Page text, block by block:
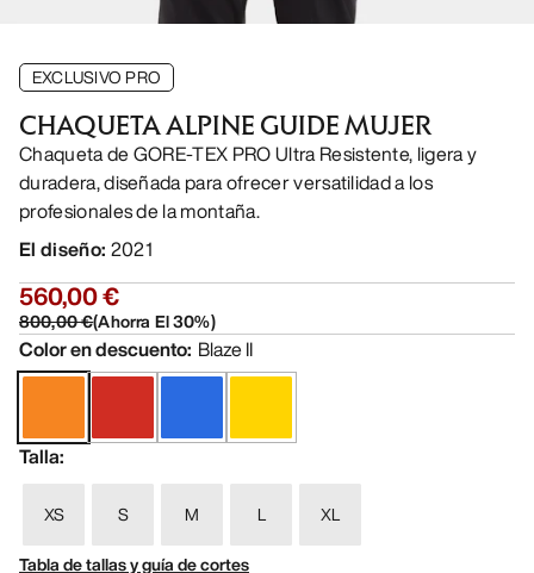
EXCLUSIVO PRO
CHAQUETA ALPINE GUIDE MUJER
Chaqueta de GORE-TEX PRO Ultra Resistente, ligera y
duradera, diseñada para ofrecer versatilidad a los
profesionales de la montaña.
El diseño: 2021
560,00 €
800,00 €(Ahorra El30%)
Color en descuento: Blaze II
Talla:
XS S M L
XL
Tabla de tallas y guía de cortes